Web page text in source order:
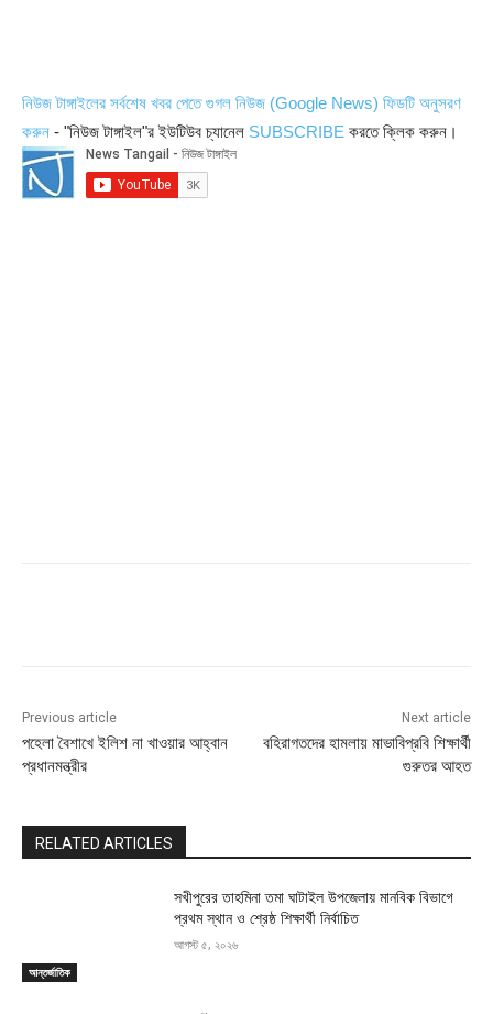
নিউজ টাঙ্গাইলের সর্বশেষ খবর পেতে গুগল নিউজ (Google News) ফিডটি অনুসরণ
করুন - "নিউজ টাঙ্গাইল"র ইউটিউব চ্যানেল SUBSCRIBE করতে ক্লিক করুন।
Previous article
পহেলা বৈশাখে ইলিশ না খাওয়ার আহ্বান
প্রধানমন্ত্রীর
Next article
বহিরাগতদের হামলায় মাভাবিপ্রবি শিক্ষার্থী
গুরুতর আহত
RELATED ARTICLES
আন্তর্জাতিক
সখীপুরের তাহমিনা তমা ঘাটাইল উপজেলায় মানবিক বিভাগে
প্রথম স্থান ও শ্রেষ্ঠ শিক্ষার্থী নির্বাচিত
আগস্ট ৫, ২০২৬